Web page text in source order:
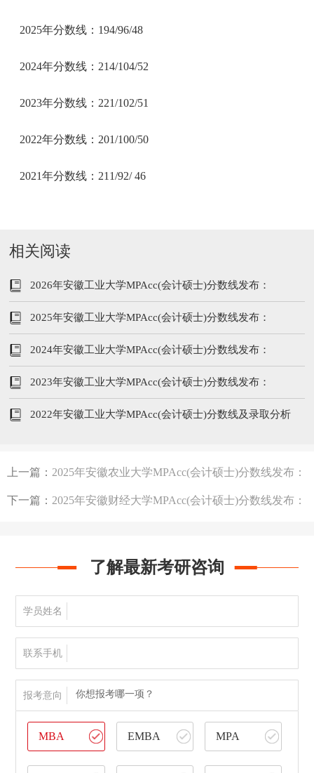
2025年分数线：194/96/48
2024年分数线：214/104/52
2023年分数线：221/102/51
2022年分数线：201/100/50
2021年分数线：211/92/ 46
相关阅读
2026年安徽工业大学MPAcc(会计硕士)分数线发布：
206/102/51
2025年安徽工业大学MPAcc(会计硕士)分数线发布：
194/96/48
2024年安徽工业大学MPAcc(会计硕士)分数线发布：
214/104/52
2023年安徽工业大学MPAcc(会计硕士)分数线发布：
221/102/51
2022年安徽工业大学MPAcc(会计硕士)分数线及录取分析
上一篇： 2025年安徽农业大学MPAcc(会计硕士)分数线发布：
215/96/48
下一篇： 2025年安徽财经大学MPAcc(会计硕士)分数线发布：
了解最新考研咨询
学员姓名
联系手机
报考意向 你想报考哪一项？
MBA EMBA MPA